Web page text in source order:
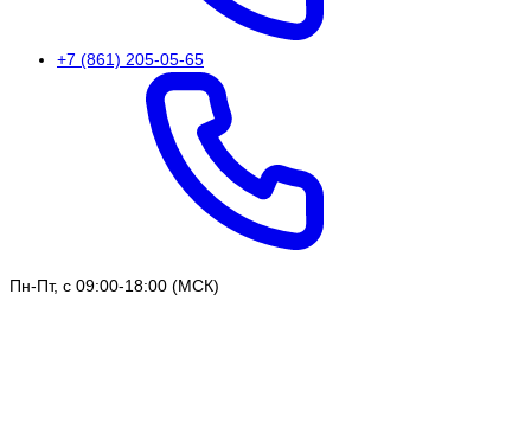
+7 (861) 205-05-65
Пн-Пт, с 09:00-18:00 (МСК)